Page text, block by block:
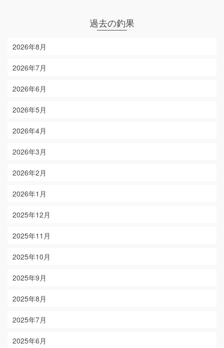
過去の釣果
2026年8月
2026年7月
2026年6月
2026年5月
2026年4月
2026年3月
2026年2月
2026年1月
2025年12月
2025年11月
2025年10月
2025年9月
2025年8月
2025年7月
2025年6月